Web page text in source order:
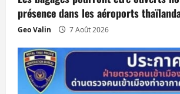
i
c
l
e
présence dans les aéroports
Geo Valin 7 Août 2026